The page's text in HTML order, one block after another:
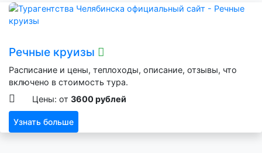
Речные круизы
Расписание и цены, теплоходы, описание, отзывы, что
включено в стоимость тура.
Цены: от 3600 рублей
Узнать больше